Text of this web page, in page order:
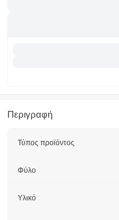
Περιγραφή
Τύπος προϊόντος
Φύλο
Υλικό